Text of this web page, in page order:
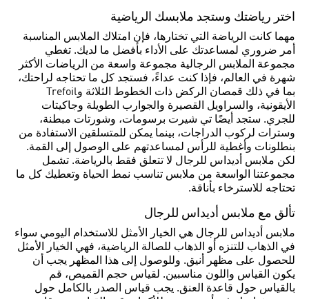
اختر رياضتك وستجد ملابسك الرياضية
مهما كانت الرياضة التي تختارها، فإن امتلاك الملابس المناسبة
أمر ضروري لمساعدتك على الأداء بأفضل ما لديك. تغطي
مجموعة الملابس الرجالية مجموعة واسعة من الرياضات الأكثر
شهرة في العالم، فإذا كنت عداءً، فستجد كل ما تحتاجه لراحتك،
بما في ذلك قمصان الركض ذات الخطوط الثلاثة وTrefoil
الأيقونية، والسراويل القصيرة والجوارب الطويلة وجاكيتات
للجري. ستجد أيضًا تي شيرت برسومات، وشورتات مبطنة،
وسترات لركوب الدراجات، بينما يمكن للمتسلقين الاستفادة من
بنطلونات وأغطية للرأس لمساعدتهم على الوصول إلى القمة.
لكن ملابس أديداس للرجال لا تتعلق فقط بالرياضة. تشمل
مجموعتنا الواسعة من ملابس تناسب نمط الحياة وتعطيك كل ما
تحتاجه للاسترخاء بأناقة.
تألق مع ملابس أديداس للرجال
ملابس أديداس للرجال هي الخيار الأمثل للاستخدام اليومي سواء
في الذهاب للتنزه أو الذهاب للصالة الرياضية، فهي الخيار الأمثل
للحصول على مظهر أنيق. وللوصول إلى هذا المظهر يجب أن
يكون القياس واللون مناسبين. لقياس حجم القميص، قم
بالقياس حول قاعدة العنق. يجب قياس الصدر بالكامل حول